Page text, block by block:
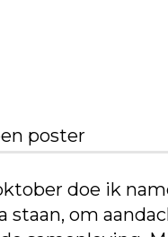
poster
doe ik
staan, om